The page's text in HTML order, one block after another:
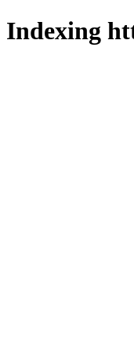
Indexing